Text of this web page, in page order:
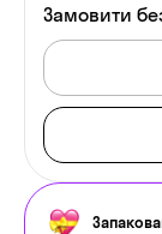
Замовити